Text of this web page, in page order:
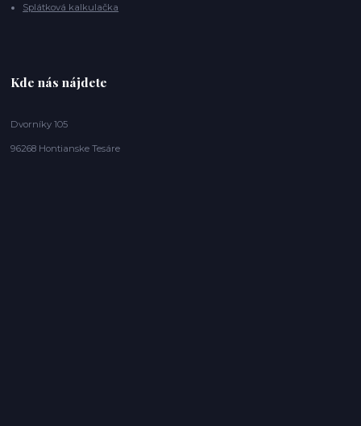
Splátková kalkulačka
Kde nás nájdete
Dvorníky 105
96268 Hontianske Tesáre